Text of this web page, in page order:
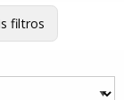
filtros